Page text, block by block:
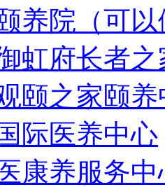
养院（可
虹府长者之
颐之家颐养
际医养中心
康养服务中